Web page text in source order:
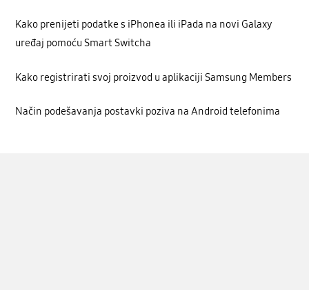
Kako prenijeti podatke s iPhonea ili iPada na novi Galaxy
uređaj pomoću Smart Switcha
Kako registrirati svoj proizvod u aplikaciji Samsung Members
Način podešavanja postavki poziva na Android telefonima